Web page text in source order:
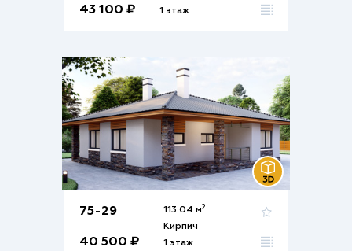
43 100 ₽
1 этаж
75-29
40 500 ₽
113.04 м2
Кирпич
1 этаж